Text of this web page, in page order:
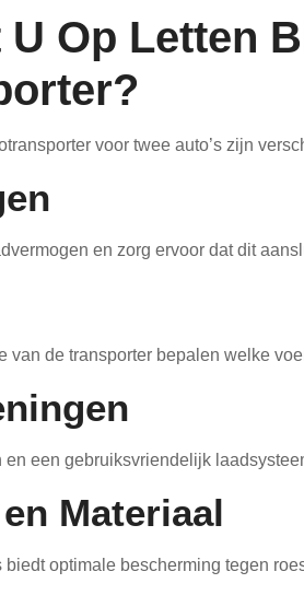
U Op Letten
voor twee auto’s zijn
en zorg ervoor dat dit
van de transporter bepalen welke
een gebruiksvriendelijk
Materiaal
optimale bescherming tegen